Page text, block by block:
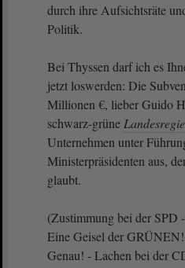
durch ihre Aufsichtsräte
Politik.
Bei Thyssen darf ich es
jetzt loswerden: Die
Millionen €, lieber Guido
schwarz-grüne
Unternehmen unter
Ministerpräsidenten aus,
glaubt.
(Zustimmung bei der SPD
Eine Geisel der
Genau! - Lachen bei der